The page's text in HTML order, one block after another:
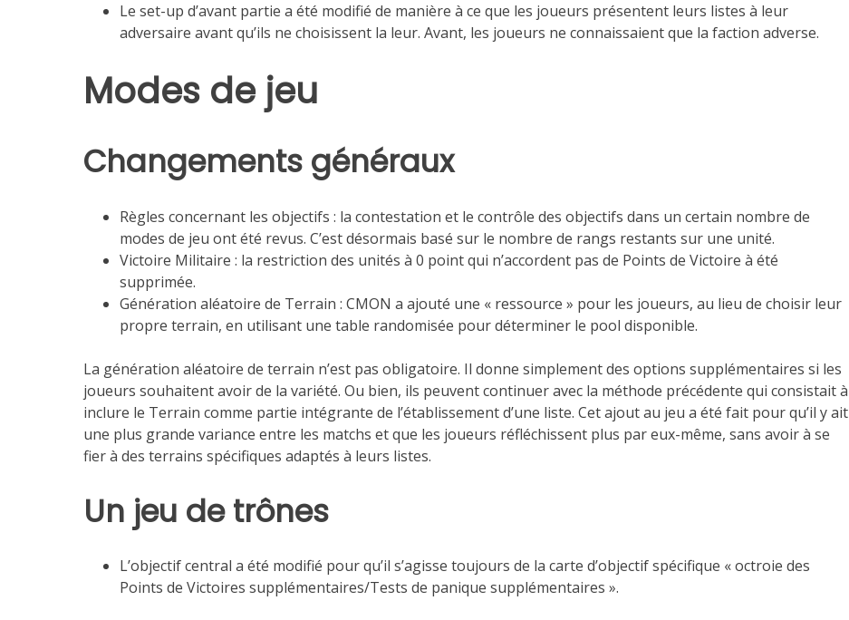
Le set-up d’avant partie a été modifié de manière à ce que les joueurs présentent leurs listes à leur
adversaire avant qu’ils ne choisissent la leur. Avant, les joueurs ne connaissaient que la faction adverse.
Modes de jeu
Changements généraux
Règles concernant les objectifs : la contestation et le contrôle des objectifs dans un certain nombre de
modes de jeu ont été revus. C’est désormais basé sur le nombre de rangs restants sur une unité.
Victoire Militaire : la restriction des unités à 0 point qui n’accordent pas de Points de Victoire à été
supprimée.
Génération aléatoire de Terrain : CMON a ajouté une « ressource » pour les joueurs, au lieu de choisir leur
propre terrain, en utilisant une table randomisée pour déterminer le pool disponible.
La génération aléatoire de terrain n’est pas obligatoire. Il donne simplement des options supplémentaires si les
joueurs souhaitent avoir de la variété. Ou bien, ils peuvent continuer avec la méthode précédente qui consistait à
inclure le Terrain comme partie intégrante de l’établissement d’une liste. Cet ajout au jeu a été fait pour qu’il y ait
une plus grande variance entre les matchs et que les joueurs réfléchissent plus par eux-même, sans avoir à se
fier à des terrains spécifiques adaptés à leurs listes.
Un jeu de trônes
L’objectif central a été modifié pour qu’il s’agisse toujours de la carte d’objectif spécifique « octroie des
Points de Victoires supplémentaires/Tests de panique supplémentaires ».